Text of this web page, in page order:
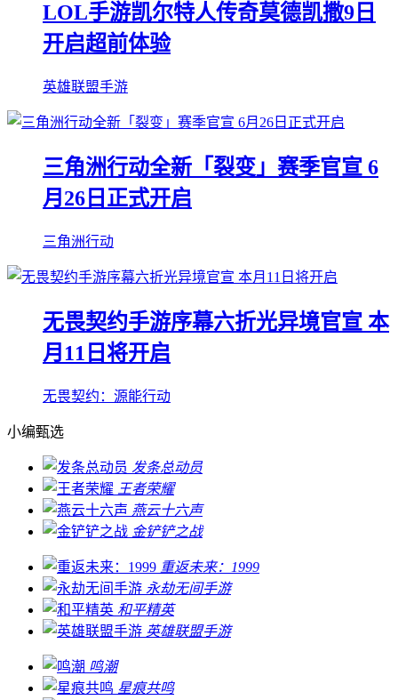
LOL手游凯尔特人传奇莫德凯撒9日
开启超前体验
英雄联盟手游
三角洲行动全新「裂变」赛季官宣 6
月26日正式开启
三角洲行动
无畏契约手游序幕六折光异境官宣 本
月11日将开启
无畏契约：源能行动
小编甄选
发条总动员
王者荣耀
燕云十六声
金铲铲之战
重返未来：1999
永劫无间手游
和平精英
英雄联盟手游
鸣潮
星痕共鸣